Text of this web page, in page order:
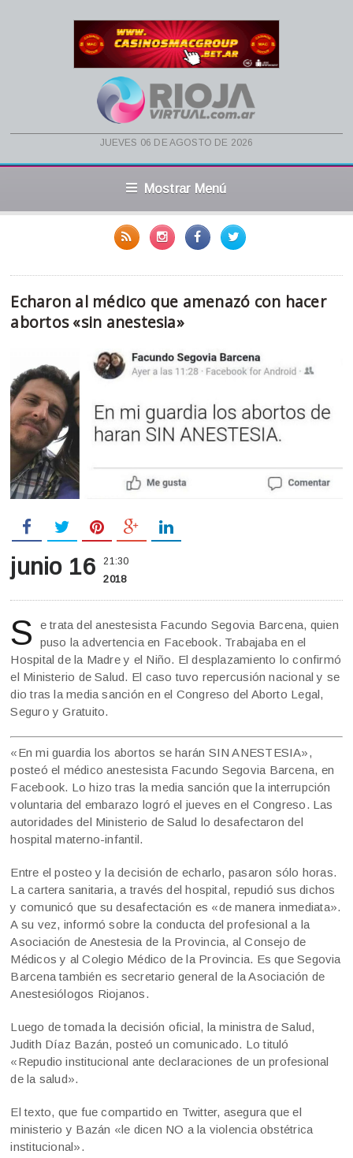
jueves 06 de agosto de 2026
Mostrar Menú
Echaron al médico que amenazó con hacer
abortos «sin anestesia»
junio 16 21:30
2018
S
e trata del anestesista Facundo Segovia Barcena, quien
puso la advertencia en Facebook. Trabajaba en el
Hospital de la Madre y el Niño. El desplazamiento lo confirmó
el Ministerio de Salud. El caso tuvo repercusión nacional y se
dio tras la media sanción en el Congreso del Aborto Legal,
Seguro y Gratuito.
«En mi guardia los abortos se harán SIN ANESTESIA»,
posteó el médico anestesista Facundo Segovia Barcena, en
Facebook. Lo hizo tras la media sanción que la interrupción
voluntaria del embarazo logró el jueves en el Congreso. Las
autoridades del Ministerio de Salud lo desafectaron del
hospital materno-infantil.
Entre el posteo y la decisión de echarlo, pasaron sólo horas.
La cartera sanitaria, a través del hospital, repudió sus dichos
y comunicó que su desafectación es «de manera inmediata».
A su vez, informó sobre la conducta del profesional a la
Asociación de Anestesia de la Provincia, al Consejo de
Médicos y al Colegio Médico de la Provincia. Es que Segovia
Barcena también es secretario general de la Asociación de
Anestesiólogos Riojanos.
Luego de tomada la decisión oficial, la ministra de Salud,
Judith Díaz Bazán, posteó un comunicado. Lo tituló
«Repudio institucional ante declaraciones de un profesional
de la salud».
El texto, que fue compartido en Twitter, asegura que el
ministerio y Bazán «le dicen NO a la violencia obstétrica
institucional».